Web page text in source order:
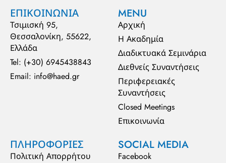
ΕΠΙΚΟΙΝΩΝΙΑ
Τσιμισκή 95,
Θεσσαλονίκη, 55622,
Ελλάδα
Tel: (+30) 6945438843
Email: info@haed.gr
MENU
Αρχική
Η Ακαδημία
Διαδικτυακά Σεμινάρια
Διεθνείς Συναντήσεις
Περιφερειακές
Συναντήσεις
Closed Meetings
Επικοινωνία
ΠΛΗΡΟΦΟΡΙΕΣ
Πολιτική Απορρήτου
SOCIAL MEDIA
Facebook